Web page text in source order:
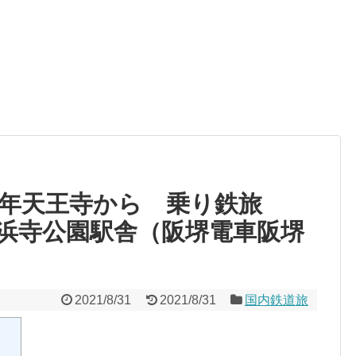
天王寺から 乗り鉄旅
公園駅舎（阪堺電車阪堺
2021/8/31 2021/8/31 国内鉄道旅